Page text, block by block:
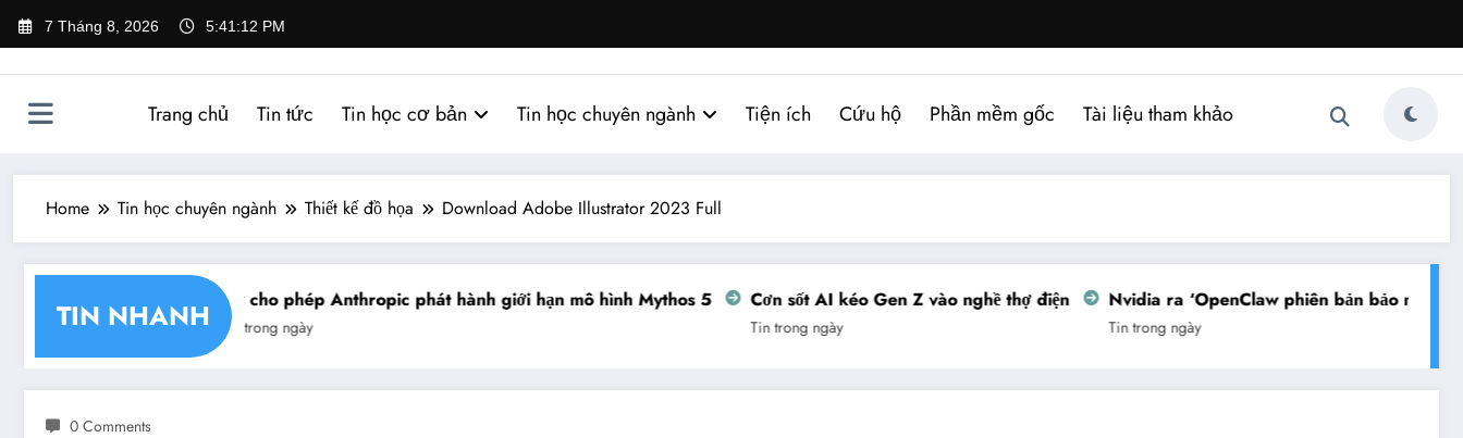
7 Tháng 8, 2026 5:41:13 PM
Trang chủ Tin tức Tin học cơ bản Tin học chuyên ngành Tiện ích Cứu hộ Phần mềm gốc Tài liệu tham khảo
Home Tin học chuyên ngành Thiết kế đồ họa Download Adobe Illustrator 2023 Full
TIN NHANH
chéo chữ ký số Mỹ cho phép Anthropic phát hành giới hạn mô hình Mythos 5
Tin trong ngày
Cơn sốt AI kéo Gen Z vào nghề thợ điện
Tin trong ngày
Nvidia ra ‘OpenClaw phiên bản bảo mật’
Tin trong ngày
0 Comments